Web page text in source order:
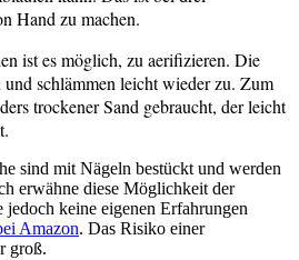
Hand zu machen.
ist es möglich, zu aerifizieren. Die
schlämmen leicht wieder zu. Zum
trockener Sand gebraucht, der leicht
sind mit Nägeln bestückt und werden
erwähne diese Möglichkeit der
keine eigenen Erfahrungen
Amazon. Das Risiko einer
groß.